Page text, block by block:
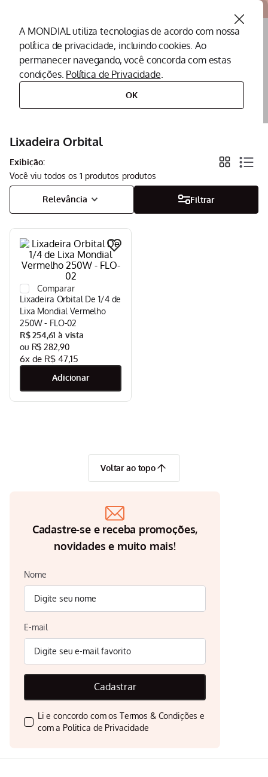
A MONDIAL utiliza tecnologias de acordo com nossa
política de privacidade, incluindo cookies. Ao
permanecer navegando, você concorda com estas
condições. Política de Privacidade.
OK
O que você procura?
lixadeira orbital
Lixadeira Orbital
Exibição:
Você viu todos os 1 produtos
Relevância Filtrar
Lixadeira Orbital De 1/4 de
Lixa Mondial Vermelho
250W - FLO-02
R$ 254,61
R$ 282,90
6x de R$ 47,15
Voltar ao topo
Cadastre-se e receba promoções,
novidades e muito mais!
Nome
E-mail
Cadastrar
Li e concordo com os Termos & Condições e
com a Politica de Privacidade
2º Air Fryer
3º Cafeteira
4 º Assistencia Tecnica
Liquidificador
7 º Panificadora
8º Panela Elétrica
9 Aspirador
10 Multiprocessador